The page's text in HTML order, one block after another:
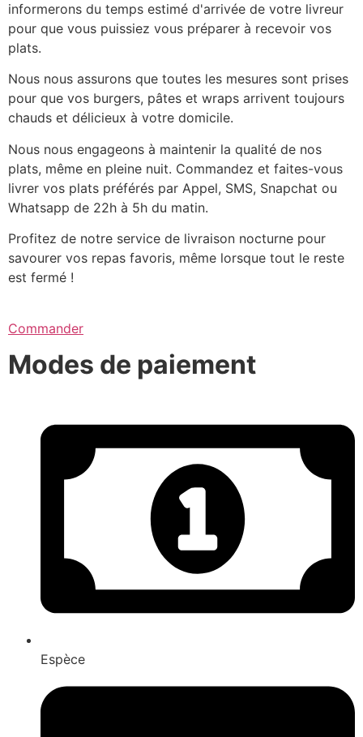
informerons du temps estimé d'arrivée de votre livreur
pour que vous puissiez vous préparer à recevoir vos
plats.
Nous nous assurons que toutes les mesures sont prises
pour que vos burgers, pâtes et wraps arrivent toujours
chauds et délicieux à votre domicile.
Nous nous engageons à maintenir la qualité de nos
plats, même en pleine nuit. Commandez et faites-vous
livrer vos plats préférés par Appel, SMS, Snapchat ou
Whatsapp de 22h à 5h du matin.
Profitez de notre service de livraison nocturne pour
savourer vos repas favoris, même lorsque tout le reste
est fermé !
Commander
Modes de paiement
Espèce